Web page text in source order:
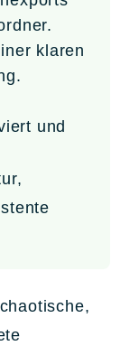
klaren
und